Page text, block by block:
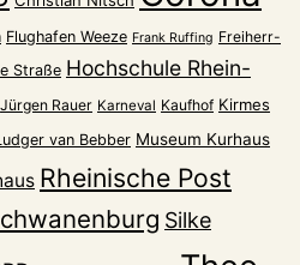
Flughafen Weeze Frank Ruffing Freiherr-
Straße Hochschule Rhein-
Jürgen Rauer Karneval Kaufhof Kirmes
van Bebber Museum Kurhaus
Rheinische Post
Silke